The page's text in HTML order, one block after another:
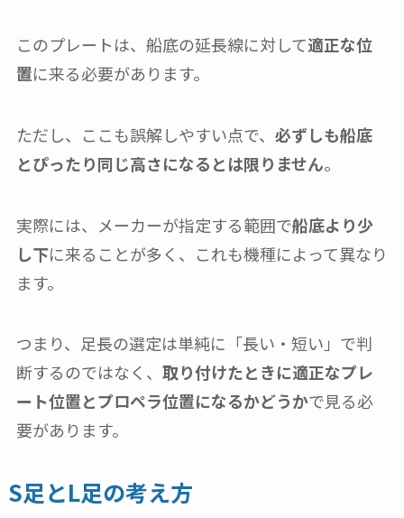
このプレートは、船底の延長線に対して適正な位
置に来る必要があります。
ただし、ここも誤解しやすい点で、 必ずしも船底
とぴったり同じ高さになるとは限りません。
実際には、メーカーが指定する範囲で船底より少
し下に来ることが多く、これも機種によって異なり
ます。
つまり、足長の選定は単純に「長い・短い」で判
断するのではなく、 取り付けたときに適正なプレ
ート位置とプロペラ位置になるかどうかで見る必
要があります。
S足とL足の考え方